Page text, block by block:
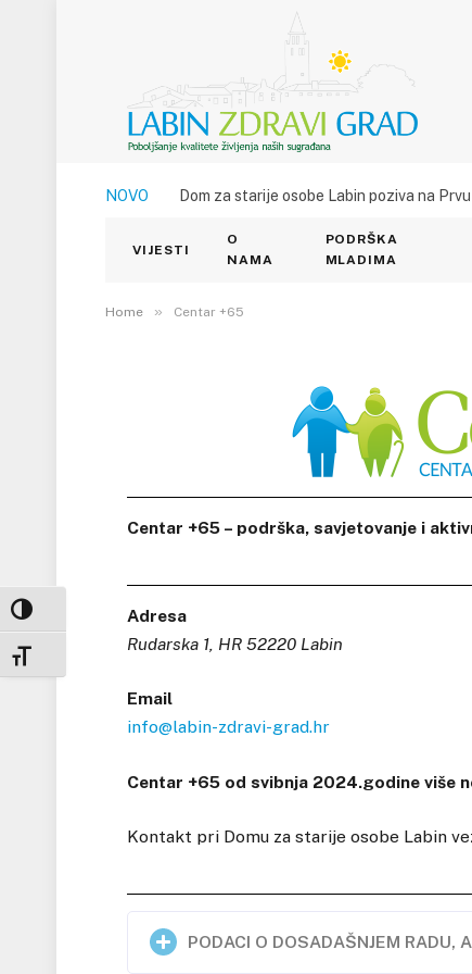
UKLJUČI / ISKLJUČI VISOKI KONTRAST
UKLJUČI / ISKLJUČI VELIČINU FONTA
NOVO Dom za starije osobe Labin poziva na
VIJESTI
O
NAMA
PODRŠKA
MLADIMA
Home » Centar +65
Centar +65 – podrška, savjetovanje i
Adresa
Rudarska 1, HR 52220 Labin
Email
info@labin-zdravi-grad.hr
Centar +65 od svibnja 2024.godine više
Kontakt pri Domu za starije osobe Labin
PODACI O DOSADAŠNJEM RADU,